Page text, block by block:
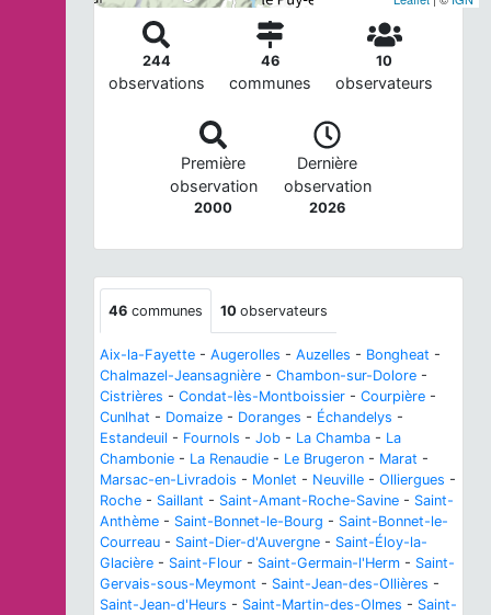
244
observations
46
communes
10
observateurs
Première
observation
2000
Dernière
observation
2026
46 communes 10 observateurs
Aix-la-Fayette - Augerolles - Auzelles - Bongheat -
Chalmazel-Jeansagnière - Chambon-sur-Dolore -
Cistrières - Condat-lès-Montboissier - Courpière -
Cunlhat - Domaize - Doranges - Échandelys -
Estandeuil - Fournols - Job - La Chamba - La
Chambonie - La Renaudie - Le Brugeron - Marat -
Marsac-en-Livradois - Monlet - Neuville - Olliergues -
Roche - Saillant - Saint-Amant-Roche-Savine - Saint-
Anthème - Saint-Bonnet-le-Bourg - Saint-Bonnet-le-
Courreau - Saint-Dier-d'Auvergne - Saint-Éloy-la-
Glacière - Saint-Flour - Saint-Germain-l'Herm - Saint-
Gervais-sous-Meymont - Saint-Jean-des-Ollières -
Saint-Jean-d'Heurs - Saint-Martin-des-Olmes - Saint-